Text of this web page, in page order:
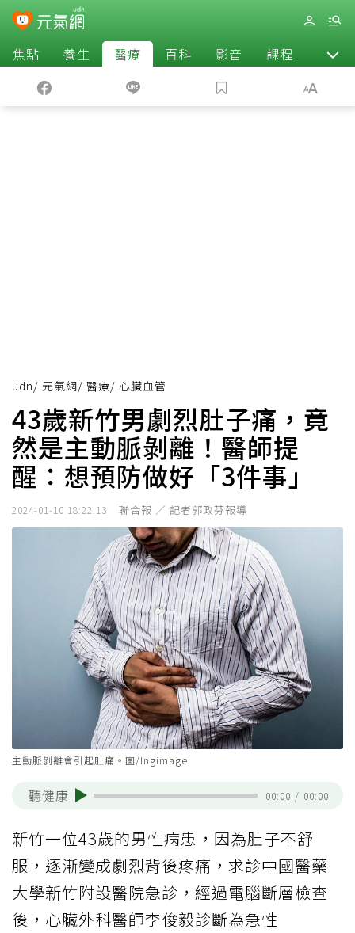
焦點 養生 醫療 百科 影音 課程 退休
udn/ 元氣網/ 醫療/ 心臟血管
43歲新竹男劇烈肚子痛，竟
然是主動脈剝離！醫師提
醒：想預防做好「3件事」
2024-01-10 18:22:13 聯合報 ／ 記者郭政芬報導
主動脈剝離會引起肚痛。圖/Ingimage
聽健康 00:00 / 00:00
新竹一位43歲的男性病患，因為肚子不舒
服，逐漸變成劇烈背後疼痛，求診中國醫藥
大學新竹附設醫院急診，經過電腦斷層檢查
後，心臟外科醫師李俊毅診斷為急性